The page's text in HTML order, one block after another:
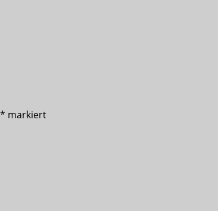
* markiert